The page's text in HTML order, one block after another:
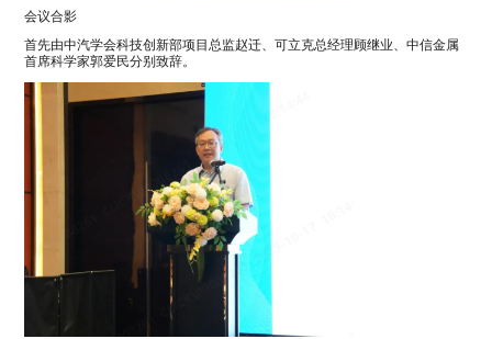
会议合影
首先由中汽学会科技创新部项目总监赵迁、可立克总经理顾继业、中信金属
首席科学家郭爱民分别致辞。